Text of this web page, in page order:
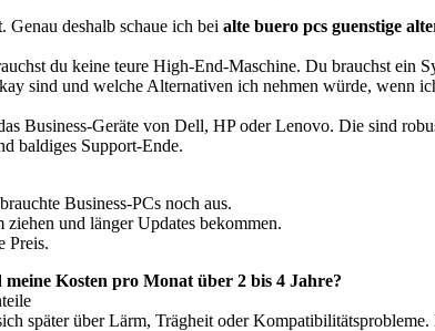
. Genau deshalb schaue ich bei alte buero pcs guenstige
du keine teure High-End-Maschine. Du brauchst ein
sind und welche Alternativen ich nehmen würde, wenn
Business-Geräte von Dell, HP oder Lenovo. Die sind
baldiges Support-Ende.
Business-PCs noch aus.
und länger Updates bekommen.
Preis.
meine Kosten pro Monat über 2 bis 4 Jahre?
später über Lärm, Trägheit oder